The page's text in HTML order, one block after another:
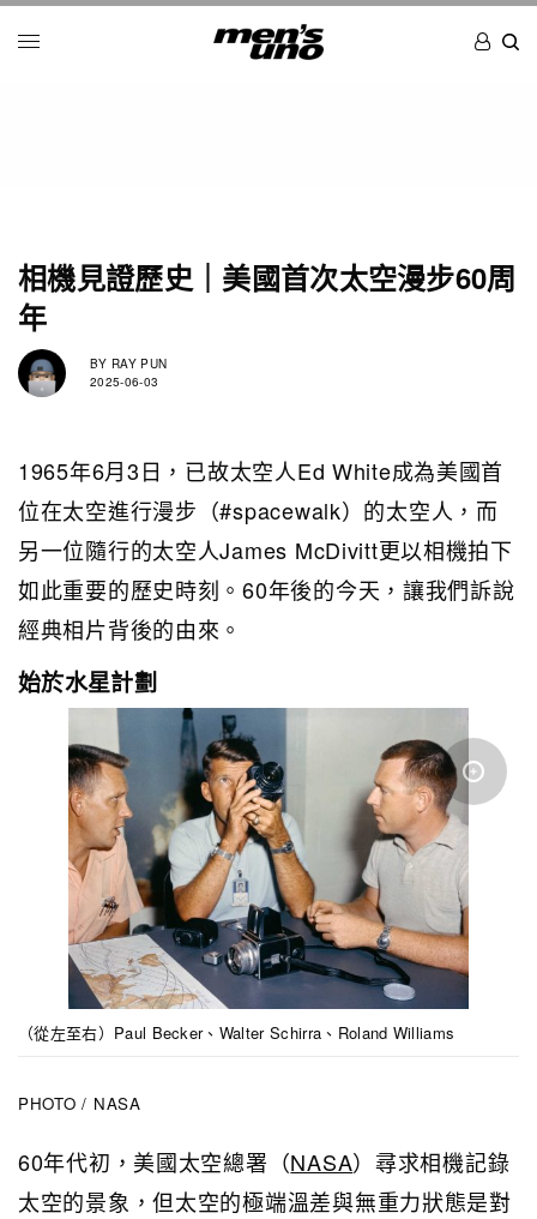
相機見證歷史｜美國首次太空漫步60周
年
BY RAY PUN
2025-06-03
1965年6月3日，已故太空人Ed White成為美國首
位在太空進行漫步（#spacewalk）的太空人，而
另一位隨行的太空人James McDivitt更以相機拍下
如此重要的歷史時刻。60年後的今天，讓我們訴說
經典相片背後的由來。
始於水星計劃
（從左至右）Paul Becker、Walter Schirra、Roland Williams
PHOTO / NASA
60年代初，美國太空總署（NASA）尋求相機記錄
太空的景象，但太空的極端溫差與無重力狀態是對